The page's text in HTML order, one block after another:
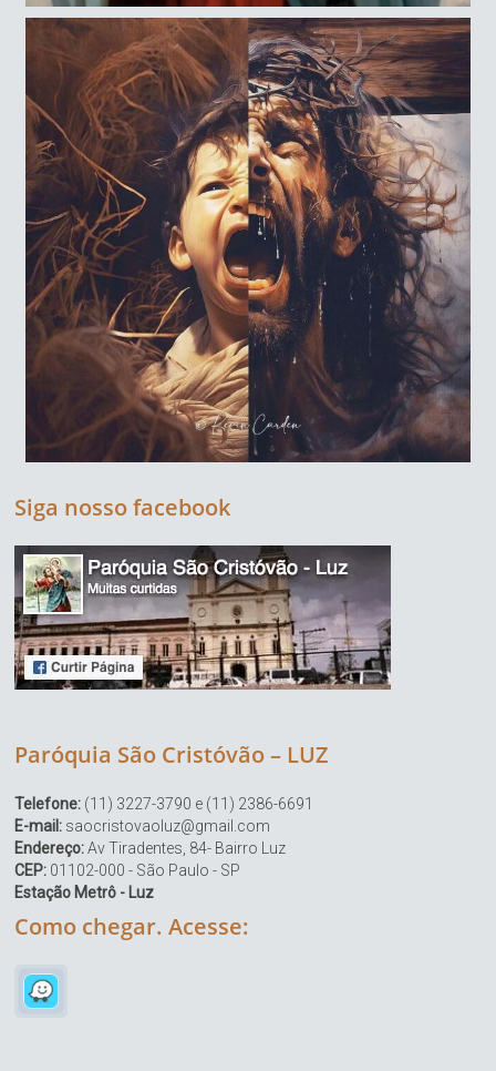
Siga nosso facebook
Paróquia São Cristóvão – LUZ
Telefone: (11) 3227-3790 e (11) 2386-6691
E-mail: saocristovaoluz@gmail.com
Endereço:Av Tiradentes, 84- Bairro Luz
CEP: 01102-000 - São Paulo - SP
Estação Metrô - Luz
Como chegar. Acesse: